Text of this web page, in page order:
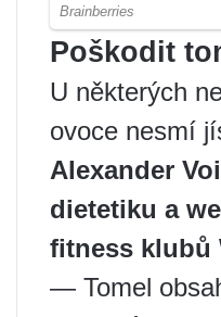
Poškodit
U některých
ovoce nesmí
Alexander
dietetiku a
fitness klubů
— Tomel